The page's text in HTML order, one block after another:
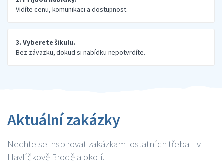
Vidíte cenu, komunikaci a dostupnost.
3. Vyberete šikulu.
Bez závazku, dokud si nabídku nepotvrdíte.
Aktuální zakázky
Nechte se inspirovat zakázkami ostatních třeba i v
Havlíčkově Brodě a okolí.